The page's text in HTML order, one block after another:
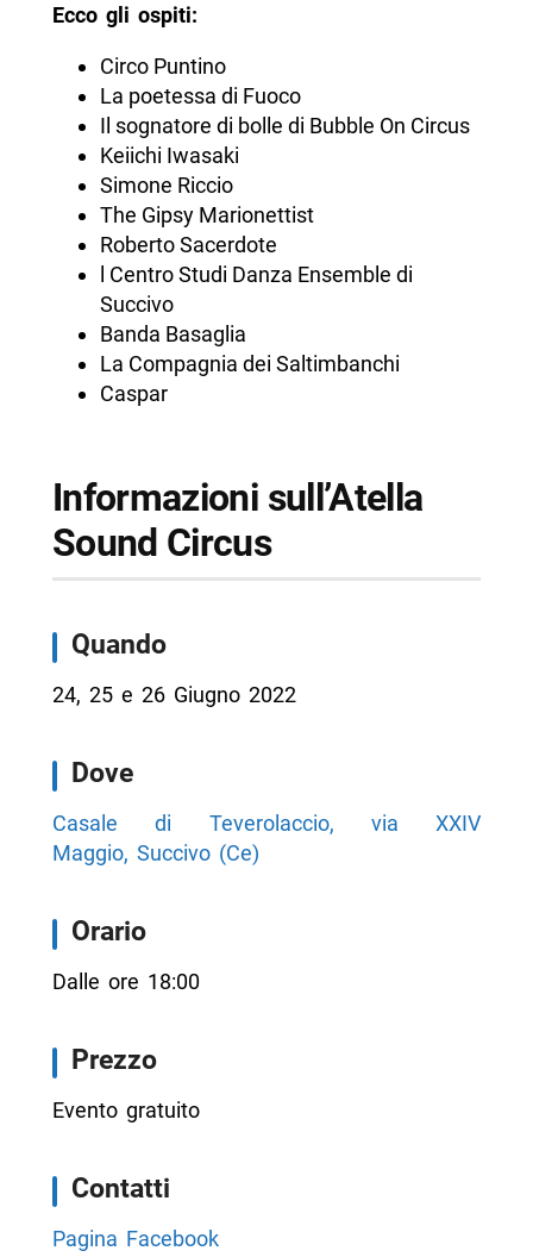
Ecco gli ospiti:
Circo Puntino
La poetessa di Fuoco
Il sognatore di bolle di Bubble On Circus
Keiichi Iwasaki
Simone Riccio
The Gipsy Marionettist
Roberto Sacerdote
l Centro Studi Danza Ensemble di
Succivo
Banda Basaglia
La Compagnia dei Saltimbanchi
Caspar
Informazioni sull’Atella
Sound Circus
Quando
24, 25 e 26 Giugno 2022
Dove
Casale di Teverolaccio, via XXIV
Maggio, Succivo (Ce)
Orario
Dalle ore 18:00
Prezzo
Evento gratuito
Contatti
Pagina Facebook